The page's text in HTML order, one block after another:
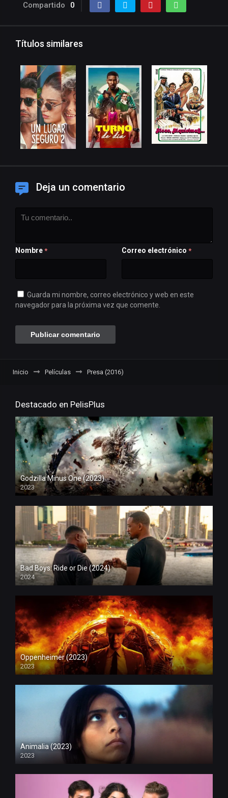
Compartido 0
Títulos similares
Deja un comentario
Nombre * Correo electrónico *
Guarda mi nombre, correo electrónico y web en este
navegador para la próxima vez que comente.
Inicio Películas Presa (2016)
Destacado en PelisPlus
Godzilla Minus One (2023)
2023
Bad Boys: Ride or Die (2024)
2024
Oppenheimer (2023)
2023
Animalia (2023)
2023